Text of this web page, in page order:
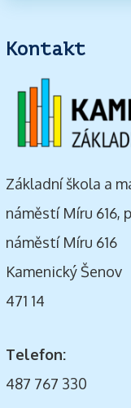
Kontakt
Základní škola a
náměstí Míru 616,
náměstí Míru 616
Kamenický Šenov
471 14
Telefon:
487 767 330